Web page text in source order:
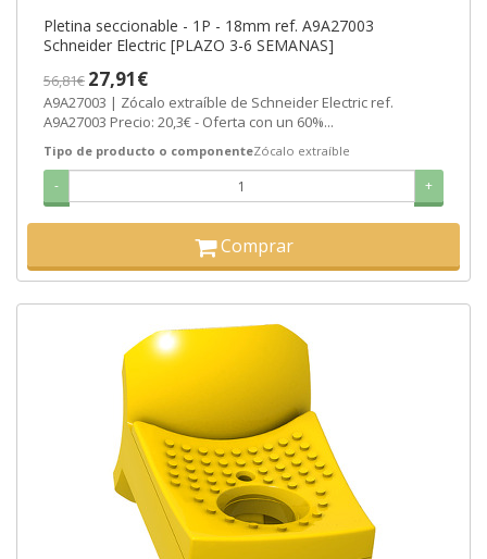
Pletina seccionable - 1P - 18mm ref. A9A27003
Schneider Electric [PLAZO 3-6 SEMANAS]
56,81€ 27,91€
A9A27003 | Zócalo extraíble de Schneider Electric ref.
A9A27003 Precio: 20,3€ - Oferta con un 60%...
Tipo de producto o componenteZócalo extraíble
- +
Comprar